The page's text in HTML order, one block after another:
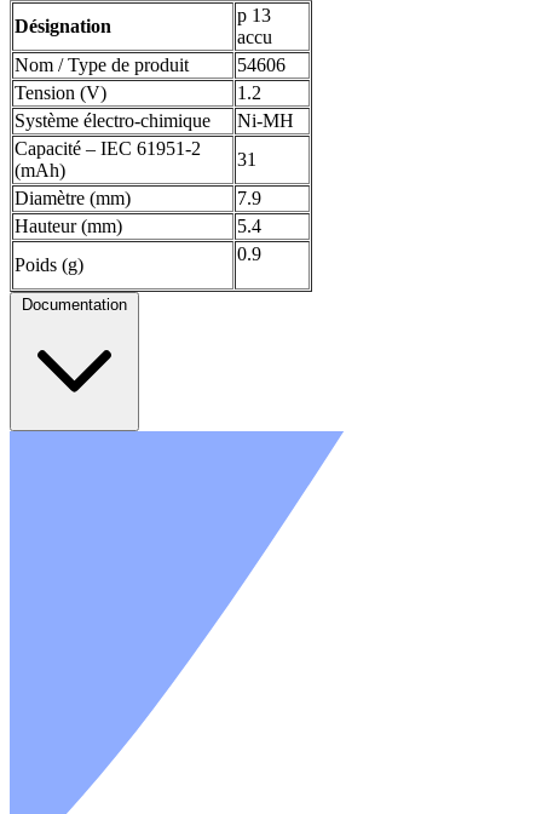
Désignation
p 13
accu
Nom / Type de produit
54606
Tension (V)
1.2
Système électro-chimique
Ni-MH
Capacité – IEC 61951-2
(mAh)
31
Diamètre (mm)
7.9
Hauteur (mm)
5.4
Poids (g)
0.9
Documentation